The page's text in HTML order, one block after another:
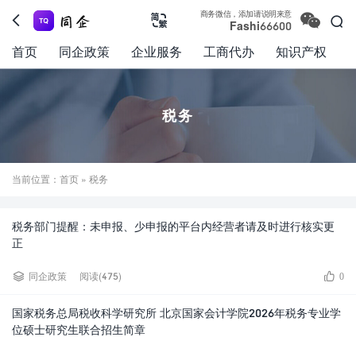
 
商务微信，添加请说明来意
Fashi66600 

首页 同企政策 企业服务 工商代办 知识产权
税务
当前位置： 首页 » 税务
税务部门提醒：未申报、少申报的平台内经营者请及时进行核实更
正
 同企政策 阅读(475)  0
国家税务总局税收科学研究所 北京国家会计学院2026年税务专业学
位硕士研究生联合招生简章